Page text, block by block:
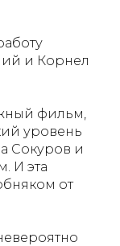
и Корнел
фильм,
уровень
Сокуров и
И эта
от